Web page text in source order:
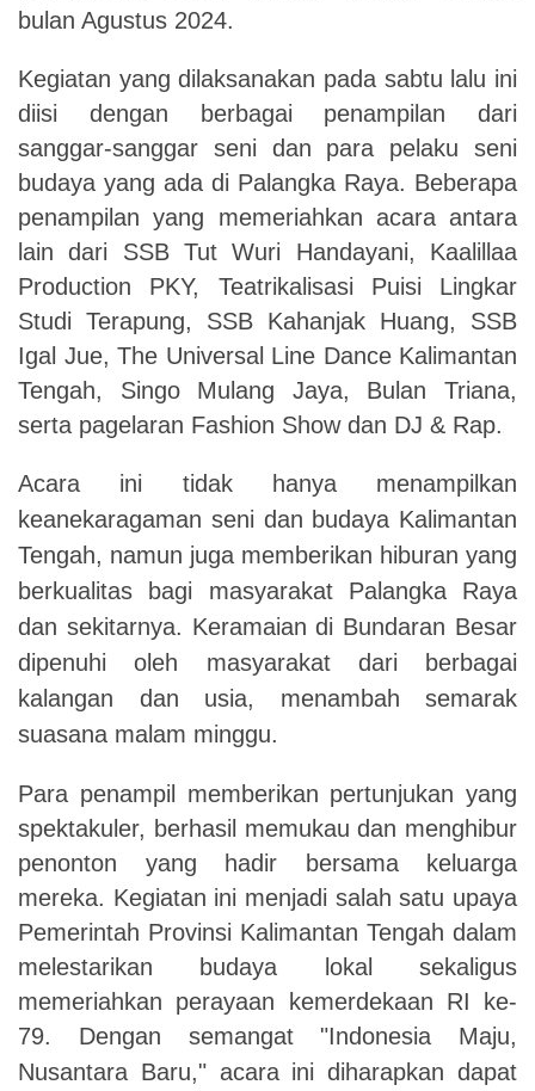
bulan Agustus 2024.
Kegiatan yang dilaksanakan pada sabtu lalu ini
diisi dengan berbagai penampilan dari
sanggar-sanggar seni dan para pelaku seni
budaya yang ada di Palangka Raya. Beberapa
penampilan yang memeriahkan acara antara
lain dari SSB Tut Wuri Handayani, Kaalillaa
Production PKY, Teatrikalisasi Puisi Lingkar
Studi Terapung, SSB Kahanjak Huang, SSB
Igal Jue, The Universal Line Dance Kalimantan
Tengah, Singo Mulang Jaya, Bulan Triana,
serta pagelaran Fashion Show dan DJ & Rap.
Acara ini tidak hanya menampilkan
keanekaragaman seni dan budaya Kalimantan
Tengah, namun juga memberikan hiburan yang
berkualitas bagi masyarakat Palangka Raya
dan sekitarnya. Keramaian di Bundaran Besar
dipenuhi oleh masyarakat dari berbagai
kalangan dan usia, menambah semarak
suasana malam minggu.
Para penampil memberikan pertunjukan yang
spektakuler, berhasil memukau dan menghibur
penonton yang hadir bersama keluarga
mereka. Kegiatan ini menjadi salah satu upaya
Pemerintah Provinsi Kalimantan Tengah dalam
melestarikan budaya lokal sekaligus
memeriahkan perayaan kemerdekaan RI ke-
79. Dengan semangat "Indonesia Maju,
Nusantara Baru," acara ini diharapkan dapat